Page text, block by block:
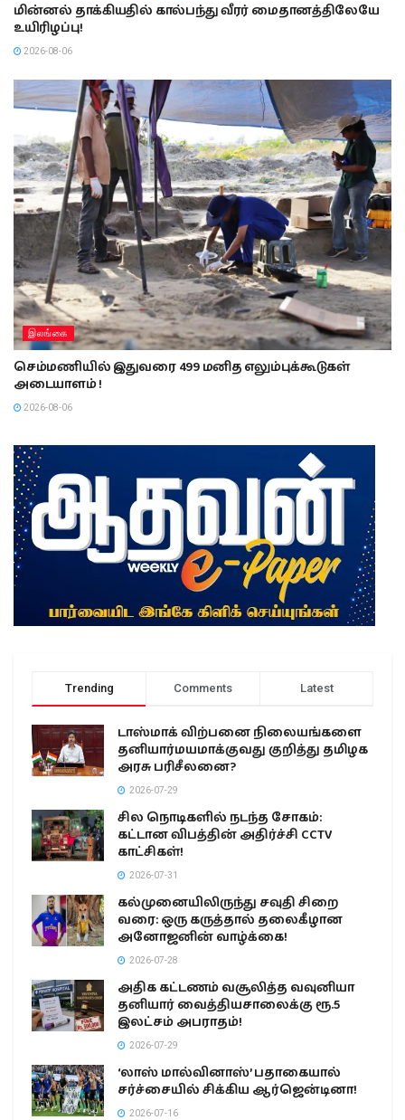
மின்னல் தாக்கியதில் கால்பந்து வீரர் மைதானத்திலேயே
உயிரிழப்பு!
2026-08-06
இலங்கை
செம்மணியில் இதுவரை 499 மனித எலும்புக்கூடுகள்
அடையாளம் !
2026-08-06
Trending Comments Latest
டாஸ்மாக் விற்பனை நிலையங்களை
தனியார்மயமாக்குவது குறித்து தமிழக
அரசு பரிசீலனை?
2026-07-29
சில நொடிகளில் நடந்த சோகம்:
கட்டான விபத்தின் அதிர்ச்சி CCTV
காட்சிகள்!
2026-07-31
கல்முனையிலிருந்து சவுதி சிறை
வரை: ஒரு கருத்தால் தலைகீழான
அனோஜனின் வாழ்க்கை!
2026-07-28
அதிக கட்டணம் வசூலித்த வவுனியா
தனியார் வைத்தியசாலைக்கு ரூ.5
இலட்சம் அபராதம்!
2026-07-29
‘லாஸ் மால்வினாஸ்’ பதாகையால்
சர்ச்சையில் சிக்கிய ஆர்ஜென்டினா!
2026-07-16